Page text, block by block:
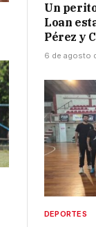
Un
Loan
Pérez y
6 de agosto
DEPORTES